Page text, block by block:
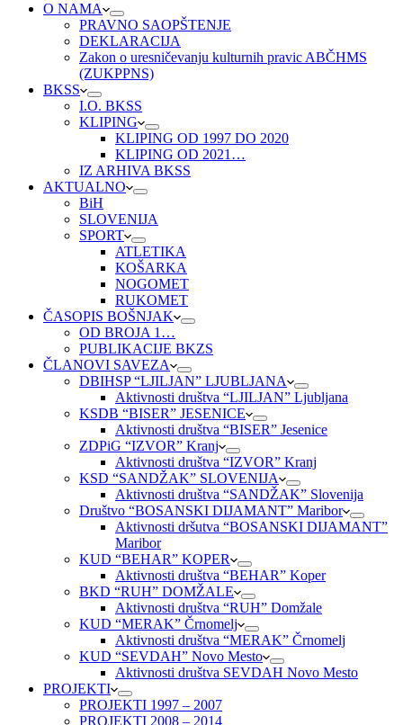
O NAMA
PRAVNO SAOPŠTENJE
DEKLARACIJA
Zakon o uresničevanju kulturnih pravic ABČHMS
(ZUKPPNS)
BKSS
I.O. BKSS
KLIPING
KLIPING OD 1997 DO 2020
KLIPING OD 2021…
IZ ARHIVA BKSS
AKTUALNO
BiH
SLOVENIJA
SPORT
ATLETIKA
KOŠARKA
NOGOMET
RUKOMET
ČASOPIS BOŠNJAK
OD BROJA 1…
PUBLIKACIJE BKZS
ČLANOVI SAVEZA
DBIHSP “LJILJAN” LJUBLJANA
Aktivnosti društva “LJILJAN” Ljubljana
KSDB “BISER” JESENICE
Aktivnosti društva “BISER” Jesenice
ZDPiG “IZVOR” Kranj
Aktivnosti društva “IZVOR” Kranj
KSD “SANDŽAK” SLOVENIJA
Aktivnosti društva “SANDŽAK” Slovenija
Društvo “BOSANSKI DIJAMANT” Maribor
Aktivnosti dršutva “BOSANSKI DIJAMANT”
Maribor
KUD “BEHAR” KOPER
Aktivnosti društva “BEHAR” Koper
BKD “RUH” DOMŽALE
Aktivnosti društva “RUH” Domžale
KUD “MERAK” Črnomelj
Aktivnosti društva “MERAK” Črnomelj
KUD “SEVDAH” Novo Mesto
Aktivnosti društva SEVDAH Novo Mesto
PROJEKTI
PROJEKTI 1997 – 2007
PROJEKTI 2008 – 2014